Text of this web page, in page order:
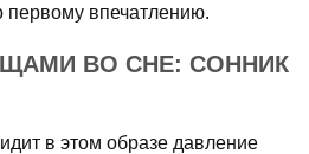
впечатлению.
ВО СНЕ: СОННИК
в этом образе давление